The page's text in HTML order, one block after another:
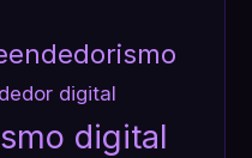
digital
digital